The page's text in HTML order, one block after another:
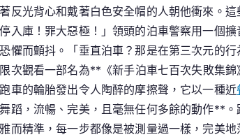
反光背心和戴著白色安全帽的人朝他衝來。
入庫！罪大惡極！」領頭的泊車警察用一個
懼而顫抖。「垂直泊車？那是在第三次元
次觀看一部名為**《新手泊車七百次失敗集
車的輪胎發出令人陶醉的摩擦聲，它以一種近
蹈，流暢、完美，且毫無任何多餘的動作**
而精準，每一步都像是被測量過一樣，完美